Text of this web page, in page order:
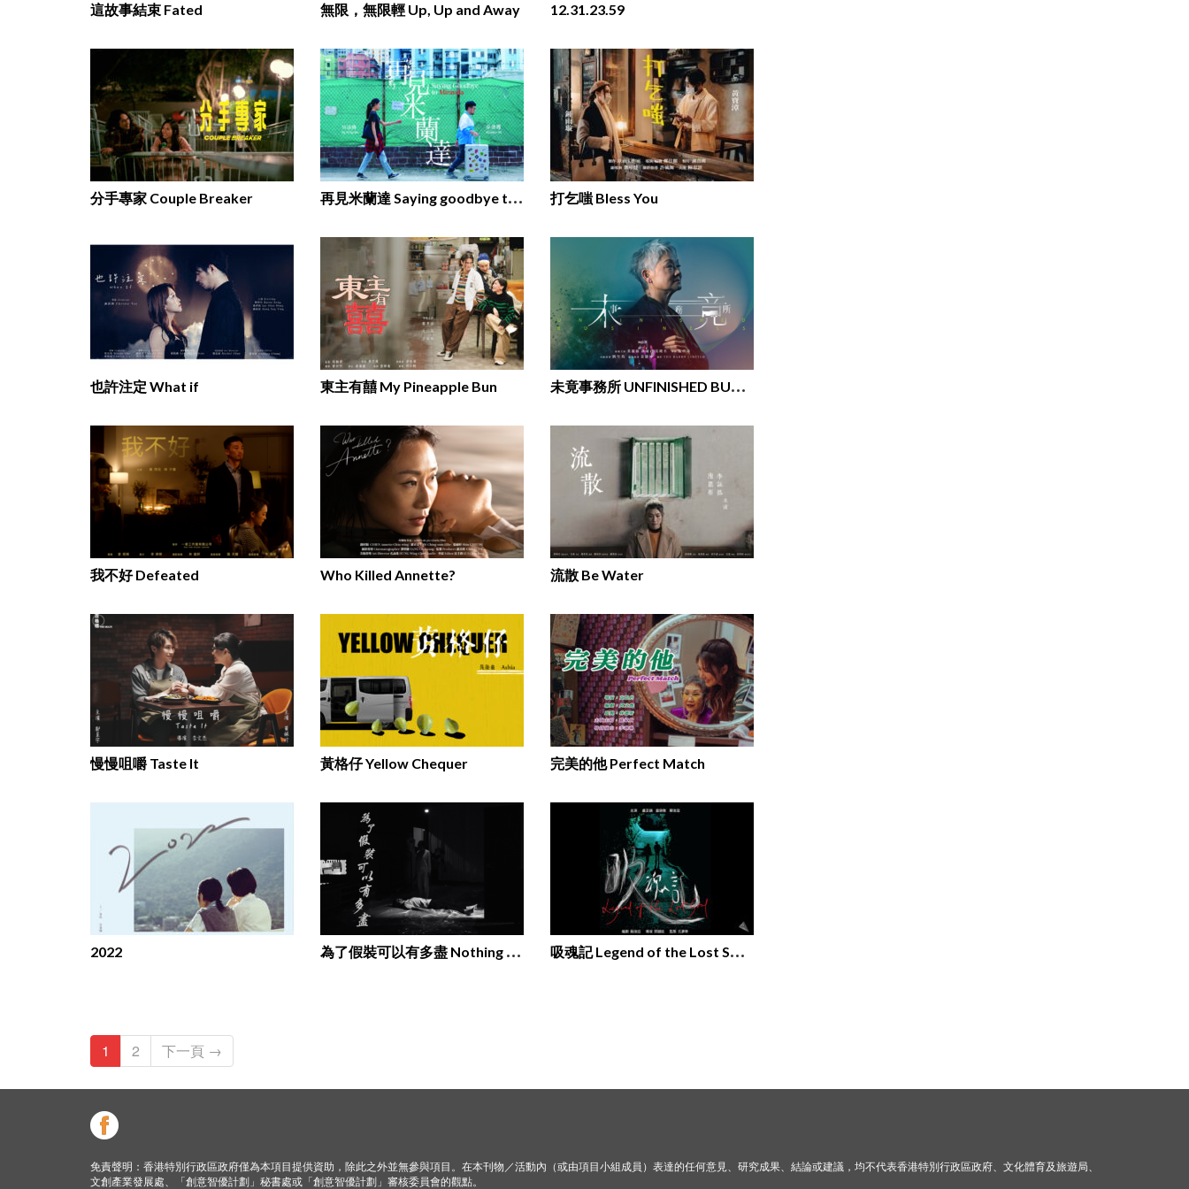
這故事結束 Fated 無限，無限輕 Up, Up and Away 12.31.23.59
分手專家 Couple Breaker 再
見米蘭達 Saying goodbye to Miranda 打乞嗤 Bless You
也許注定 What if 東主有囍 My Pineapple Bun 未
竟事務所 UNFINISHED BUSINESS
我不好 Defeated Who Killed Annette? 流散 Be Water
慢慢咀嚼 Taste It 黃格仔 Yellow Chequer 完美的他 Perfect Match
2022 為
了假裝可以有多盡 Nothing ever happen 吸
魂記 Legend of the Lost Souls
1 2 下一頁 →
免責聲明：香港特別行政區政府僅為本項目提供資助，除此之外並無參與項目。在本刊物／活動內（或由項目小組成員）表達的任何意見、研究成果、結論或建議，均不代表香港特別行政區政府、文化體育及旅遊局、
文創產業發展處、「創意智優計劃」秘書處或「創意智優計劃」審核委員會的觀點。